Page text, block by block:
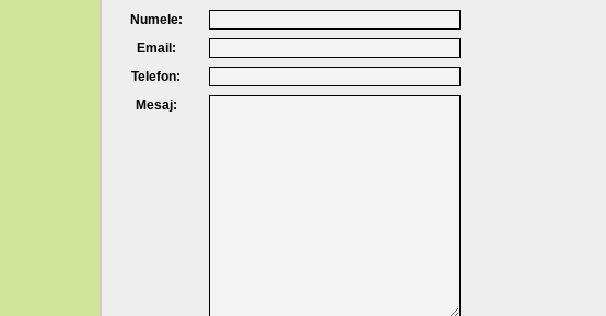
Numele:
Email:
Telefon:
Mesaj: